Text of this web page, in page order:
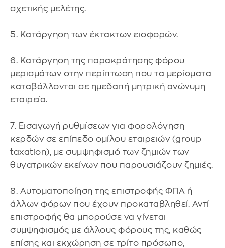
σχετικής μελέτης.
5. Κατάργηση των έκτακτων εισφορών.
6. Κατάργηση της παρακράτησης φόρου
μερισμάτων στην περίπτωση που τα μερίσματα
καταβάλλονται σε ημεδαπή μητρική ανώνυμη
εταιρεία.
7. Εισαγωγή ρυθμίσεων για φορολόγηση
κερδών σε επίπεδο ομίλου εταιρειών (group
taxation), με συμψηφισμό των ζημιών των
θυγατρικών εκείνων που παρουσιάζουν ζημιές.
8. Αυτοματοποίηση της επιστροφής ΦΠΑ ή
άλλων φόρων που έχουν προκαταβληθεί. Αντί
επιστροφής θα μπορούσε να γίνεται
συμψηφισμός με άλλους φόρους της, καθώς
επίσης και εκχώρηση σε τρίτο πρόσωπο,